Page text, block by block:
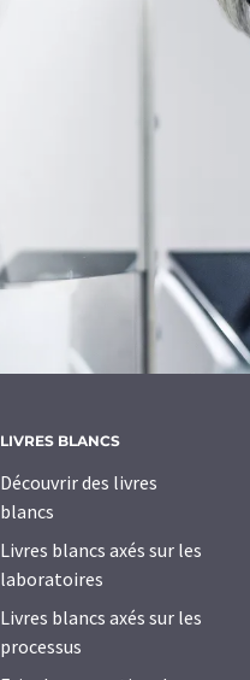
LIVRES BLANCS
Découvrir des livres
blancs
Livres blancs axés sur les
laboratoires
Livres blancs axés sur les
processus